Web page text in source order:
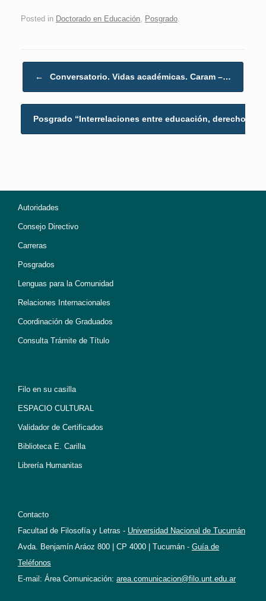
Posted in Doctorado en Educación, Posgrado.
← Conversatorio. Vidas académicas. Caram –…
Posgrado “Interrelaciones entre educación, derechos…
Autoridades
Consejo Directivo
Carreras
Posgrados
Lenguas para la Comunidad
Relaciones Internacionales
Coordinación de Graduados
Consulta Trámite de Título
Filo en su casilla
ESPACIO CULTURAL
Validador de Certificados
Biblioteca E. Carilla
Librería Humanitas
Contacto
Facultad de Filosofía y Letras - Universidad Nacional de Tucumán
Avda. Benjamín Aráoz 800 | CP 4000 | Tucumán - Guía de
Teléfonos
E-mail: Área Comunicación: area.comunicacion@filo.unt.edu.ar